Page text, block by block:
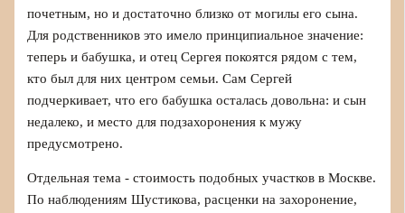
почетным, но и достаточно близко от могилы его сына.
Для родственников это имело принципиальное значение:
теперь и бабушка, и отец Сергея покоятся рядом с тем,
кто был для них центром семьи. Сам Сергей
подчеркивает, что его бабушка осталась довольна: и сын
недалеко, и место для подзахоронения к мужу
предусмотрено.
Отдельная тема - стоимость подобных участков в Москве.
По наблюдениям Шустикова, расценки на захоронение,